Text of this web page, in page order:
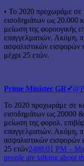
• Το 2020 προχωράμε σε
εισοδημάτων ως 20.000
μείωση της φοροογικής
επαγγελματιών. Ακόμη,
ασφαλιστικών εισφορών
μέχρι 25 ετών.
Prime Minister GR ✔
Το 2020 προχωράμε σε
εισοδημάτων ως 20000
μείωση της φορολ.
επαγγελματιών. Ακόμη,
ασφαλιστικών εισφορών
25 ετών2488:01 PM –
people are talking about